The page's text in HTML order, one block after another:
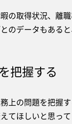
の取得状況、離
のデータもある
把握する
上の問題を把握
てほしいと思っ